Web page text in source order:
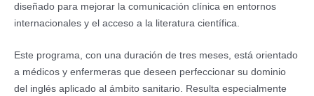
diseñado para mejorar la comunicación clínica en entornos
internacionales y el acceso a la literatura científica.
Este programa, con una duración de tres meses, está orientado
a médicos y enfermeras que deseen perfeccionar su dominio
del inglés aplicado al ámbito sanitario. Resulta especialmente